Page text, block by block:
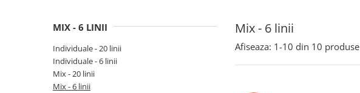
Mix - 6 linii
MIX - 6 LINII
Individuale - 20 linii
Individuale - 6 linii
Mix - 20 linii
Mix - 6 linii
Afiseaza: 1-10 din 10 produse